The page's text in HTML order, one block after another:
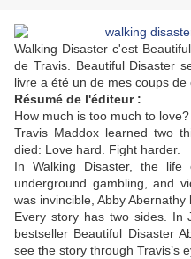
Walking Disaster c'est
de Travis. Beautiful Disaster
livre a été un de mes coups
Résumé de l'éditeur :
How much is too much to love?
Travis Maddox learned two
died: Love hard. Fight harder.
In Walking Disaster, the
underground gambling, and
was invincible, Abby Abernathy
Every story has two sides. In
bestseller Beautiful Disaster
see the story through Travis’s